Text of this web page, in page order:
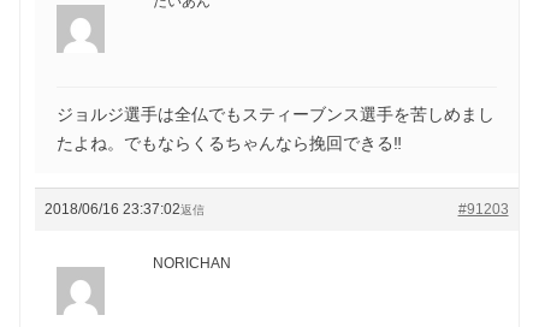
ジョルジ選手は全仏でもスティーブンス選手を苦しめまし
たよね。でもならくるちゃんなら挽回できる‼️
2018/06/16 23:37:02 #91203
返信
NORICHAN